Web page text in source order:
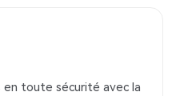
en toute sécurité avec la